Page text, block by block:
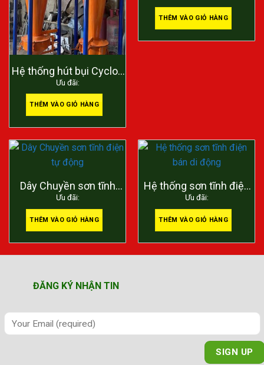
Hệ thống hút bụi Cyclon
1 cấp
Ưu đãi:
THÊM VÀO GIỎ HÀNG
THÊM VÀO GIỎ HÀNG
Dây Chuyền sơn tĩnh
điện tự động
Ưu đãi:
THÊM VÀO GIỎ HÀNG
Hệ thống sơn tĩnh điện
bán di động
Ưu đãi:
THÊM VÀO GIỎ HÀNG
ĐĂNG KÝ NHẬN TIN